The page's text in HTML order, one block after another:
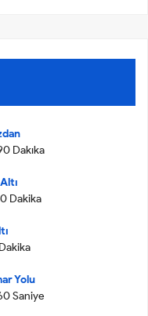
Dakıka
Dakika
Yolu
Saniye